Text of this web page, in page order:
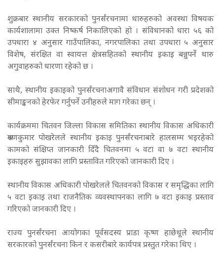
शुक्रबार स्थानीय सरकारको पुनर्संरचनामा थारुहरुको अवस्था विषयक
कार्यशालामा उक्त निष्कर्ष निकालिएको हो । संविधानको धारा ५६ को
उपधारा ४ अनुसार गाउँपालिका, नगरपालिका तथा उपधारा ५ अनुसार
विशेष, संरक्षित वा स्वायत्त क्षेत्रसहितको स्थानीय इकाइ बन्नुपर्ने थारु
अगुवाहरुको धारणा रहेको छ ।
साथै, स्थानीय इकाइको पुनर्संरचनाअगावै संविधान संशोधन गरी प्रदेशको
सीमाङ्कनको हेरफेर गर्नुपर्ने उनीहरुले माग गरेका छन् ।
कार्यक्रममा चितवन जिल्ला विकास समितिका स्थानीय विकास अधिकारी
श्रवणकुमार पोखरेलले स्थानीय इकाइ पुनर्संरचनाबारे हालसम्म भइरहेको
कामको संक्षिप्त जानकारी दिँदै चितवनमा ५ वटा वा ७ वटा स्थानीय
इकाइहरु सुझावका लागि प्रस्तावित गरिएको जानकारी दिए ।
स्थानीय विकास अधिकारी पोखरेलले चितवनको विकास र समृद्धिका लागि
५ वटा इकाइ तथा राजनैतिक व्यवस्थापनका लागि ७ वटा इकाइ प्रस्ताव
गरिएको जानकारी दिए ।
राज्य पुनर्संरचना आयोगका पूर्वसदस्य प्राडा कृष्ण हाछेथूले स्थानीय
सरकारको पुनर्संरचना किन र कसरीबारे कार्यपत्र प्रस्तुत गरेका थिए ।